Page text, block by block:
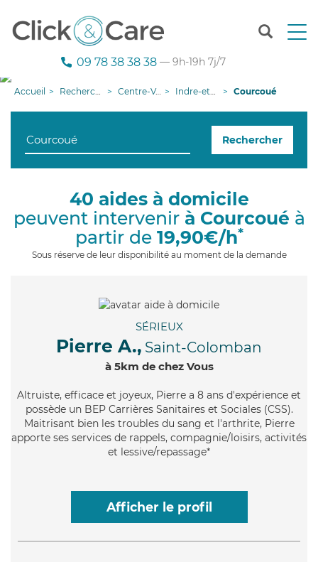
T
n
g
i
09 78 38 38 38 — 9h-19h 7j/7
Accueil Recherche aide à domicile Centre-Val de Loire Indre-et-Loire Courcoué
Rechercher
40 aides à domicile
peuvent intervenir à Courcoué à
partir de 19,90€/h*
Sous réserve de leur disponibilité au moment de la demande
SÉRIEUX
Pierre A., Saint-Colomban
à 5km de chez Vous
Altruiste, efficace et joyeux, Pierre a 8 ans d'expérience et
possède un BEP Carrières Sanitaires et Sociales (CSS).
Maitrisant bien les troubles du sang et l'arthrite, Pierre
apporte ses services de rappels, compagnie/loisirs, activités
et lessive/repassage*
Afficher le profil